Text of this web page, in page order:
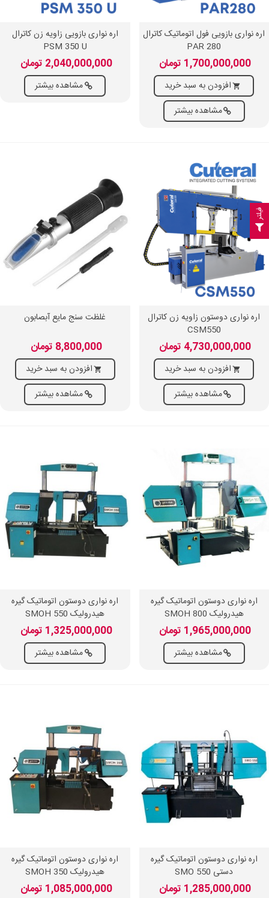
اره نواری بازویی فول اتوماتیک کاترال
PAR 280
1,700,000,000 تومان
افزودن به سبد خرید
مشاهده بیشتر
اره نواری بازویی زاویه زن کاترال
PSM 350 U
2,040,000,000 تومان
مشاهده بیشتر
اره نواری دوستون زاویه زن کاترال
CSM550
4,730,000,000 تومان
افزودن به سبد خرید
مشاهده بیشتر
غلظت سنج مایع آبصابون
8,800,000 تومان
افزودن به سبد خرید
مشاهده بیشتر
اره نواری دوستون اتوماتیک گیره
هیدرولیک SMOH 800
1,965,000,000 تومان
مشاهده بیشتر
اره نواری دوستون اتوماتیک گیره
هیدرولیک SMOH 550
1,325,000,000 تومان
مشاهده بیشتر
اره نواری دوستون اتوماتیک گیره
دستی SMO 550
1,285,000,000 تومان
اره نواری دوستون اتوماتیک گیره
هیدرولیک SMOH 350
1,085,000,000 تومان
فیلتر